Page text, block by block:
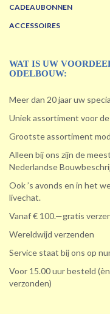
CADEAUBONNEN
ACCESSOIRES
WAT IS UW
ODELBOUW:
Meer dan 20 jaar uw
Uniek assortiment voor
Grootste assortiment
Alleen bij ons zijn de
Nederlandse
Ook ’s avonds en in het
livechat.
Vanaf € 100.—gratis
Wereldwijd verzenden
Service staat bij ons op
Voor 15.00 uur besteld
verzonden)